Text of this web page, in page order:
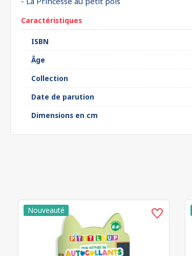
Caractéristiques
ISBN
Âge
Collection
Date de parution
Dimensions en cm